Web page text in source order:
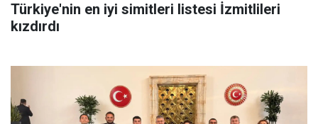
Türkiye'nin en iyi simitleri listesi İzmitlileri
kızdırdı